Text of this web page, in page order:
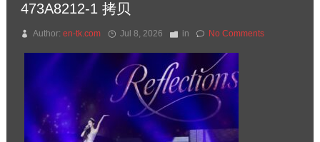
473A8212-1 拷贝
Author: en-tk.com Jul 8, 2026 in No Comments